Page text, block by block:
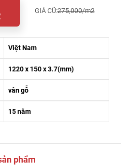
GIÁ CŨ:275,000/m2
Việt Nam
1220 x 150 x 3.7(mm)
vân gỗ
15 năm
phẩm